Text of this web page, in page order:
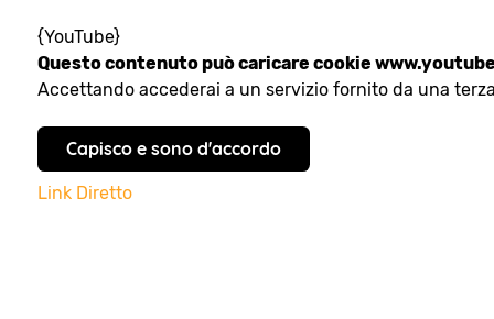
{YouTube}
Questo contenuto può caricare cookie
Accettando accederai a un servizio fornito da una
Capisco e sono d'accordo
Link Diretto